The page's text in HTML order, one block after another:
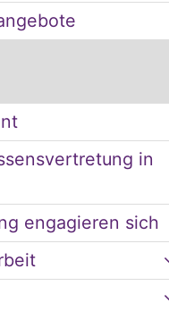
in
engagieren sich